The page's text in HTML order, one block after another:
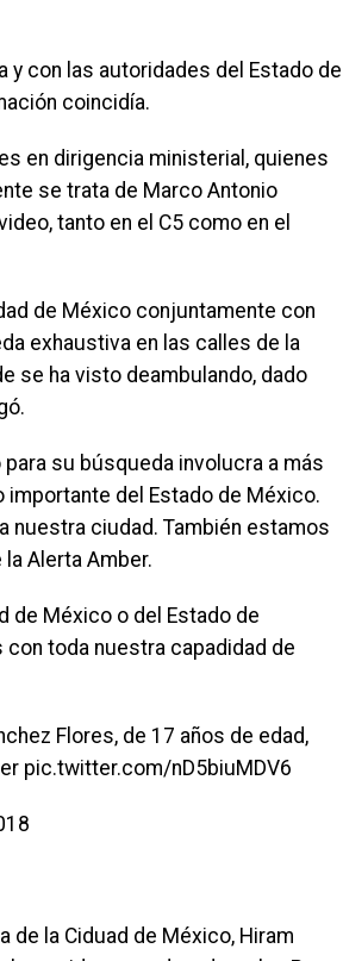
y con las autoridades del Estado de
coincidía.
en dirigencia ministerial, quienes
se trata de Marco Antonio
tanto en el C5 como en el
de México conjuntamente con
exhaustiva en las calles de la
se ha visto deambulando, dado
su búsqueda involucra a más
del Estado de México.
nuestra ciudad. También estamos
Alerta Amber.
de México o del Estado de
con toda nuestra capadidad de
Flores, de 17 años de edad,
pic.twitter.com/nD5biuMDV6
de la Ciduad de México, Hiram